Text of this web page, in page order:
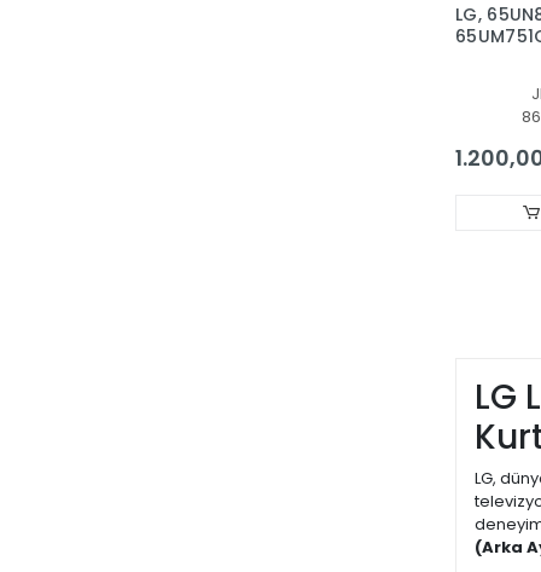
LG,
LG
LG
LG,
(Arka